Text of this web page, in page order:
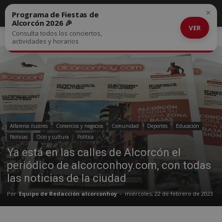
Inicio Alfareros ilustres
Alfareros ilustres Comercios y negocios Comunidad Deportes
Educación
Noticias
Ocio y cultura Política
Ya está en las calles de Alcorcón el
periódico de alcorconhoy.com, con todas
las noticias de la ciudad
Por Equipo de Redacción alcorconhoy - miércoles, 22 de febrero de 2023
Programa de Fiestas de
Alcorcón 2026 🎉
Consulta todos los conciertos,
actividades y horarios
VER
×